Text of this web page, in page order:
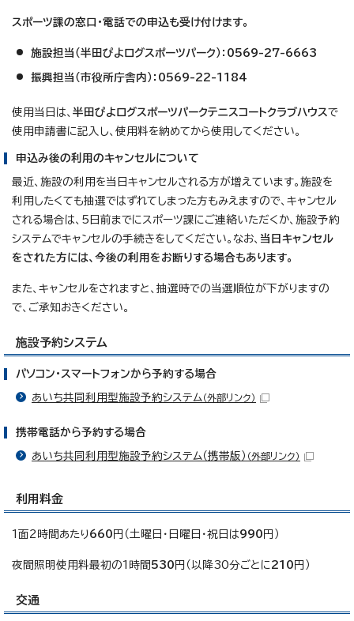
スポーツ課の窓口・電話での申込も受け付けます。
施設担当（半田ぴよログスポーツパーク）：0569-27-6663
振興担当（市役所庁舎内）：0569-22-1184
使用当日は、 半田ぴよログスポーツパークテニスコートクラブハウスで
使用申請書に記入し、使用料を納めてから使用してください。
申込み後の利用のキャンセルについて
最近、施設の利用を当日キャンセルされる方が増えています。施設を
利用したくても抽選ではずれてしまった方もみえますので、キャンセル
される場合は、5日前までにスポーツ課にご連絡いただくか、施設予約
システムでキャンセルの手続きをしてください。なお、 当日キャンセル
をされた方には、今後の利用をお断りする場合もあります。
また、キャンセルをされますと、抽選時での当選順位が下がりますの
で、ご承知おきください。
施設予約システム
パソコン・スマートフォンから予約する場合
あいち共同利用型施設予約システム（外部リンク）
携帯電話から予約する場合
あいち共同利用型施設予約システム（携帯版） （外部リンク）
利用料金
1面2時間あたり 660 円（土曜日・日曜日・祝日は990 円）
夜間照明使用料最初の1時間 530 円（以降30分ごとに 210 円）
交通